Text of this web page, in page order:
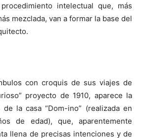
intelectual que, más
mezclada, van a formar la base del
con croquis de sus viajes de
proyecto de 1910, aparece la
la casa “Dom-ino” (realizada en
de edad), que, aparentemente
llena de precisas intenciones y de